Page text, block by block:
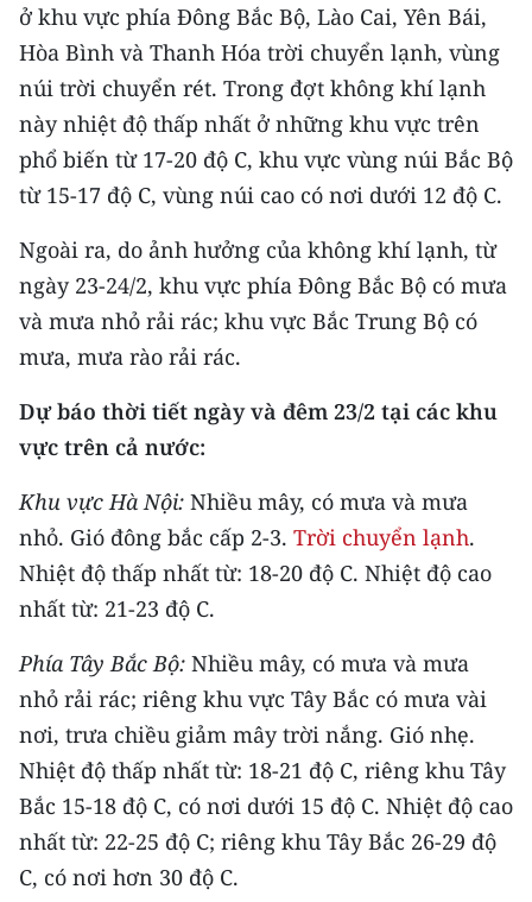
Video
Media Chính trị
Media Kinh tế
Media Văn hóa
Media Xã hội
Media Pháp luật
Media Du lịch
Media Thế giới
Media Giáo dục
Media Y tế
Media Khoa học - Công nghệ
Media Môi trường
Ảnh
Infographic
TIN MỚI
ở khu vực phía Đông Bắc Bộ, Lào Cai, Yên Bái,
Hòa Bình và Thanh Hóa trời chuyển lạnh, vùng
núi trời chuyển rét. Trong đợt không khí lạnh
này nhiệt độ thấp nhất ở những khu vực trên
phổ biến từ 17-20 độ C, khu vực vùng núi Bắc Bộ
từ 15-17 độ C, vùng núi cao có nơi dưới 12 độ C.
Ngoài ra, do ảnh hưởng của không khí lạnh, từ
ngày 23-24/2, khu vực phía Đông Bắc Bộ có mưa
và mưa nhỏ rải rác; khu vực Bắc Trung Bộ có
mưa, mưa rào rải rác.
Dự báo thời tiết ngày và đêm 23/2 tại các khu
vực trên cả nước:
Khu vực Hà Nội: Nhiều mây, có mưa và mưa
nhỏ. Gió đông bắc cấp 2-3. Trời chuyển lạnh.
Nhiệt độ thấp nhất từ: 18-20 độ C. Nhiệt độ cao
nhất từ: 21-23 độ C.
Phía Tây Bắc Bộ: Nhiều mây, có mưa và mưa
nhỏ rải rác; riêng khu vực Tây Bắc có mưa vài
nơi, trưa chiều giảm mây trời nắng. Gió nhẹ.
Nhiệt độ thấp nhất từ: 18-21 độ C, riêng khu Tây
Bắc 15-18 độ C, có nơi dưới 15 độ C. Nhiệt độ cao
nhất từ: 22-25 độ C; riêng khu Tây Bắc 26-29 độ
C, có nơi hơn 30 độ C.